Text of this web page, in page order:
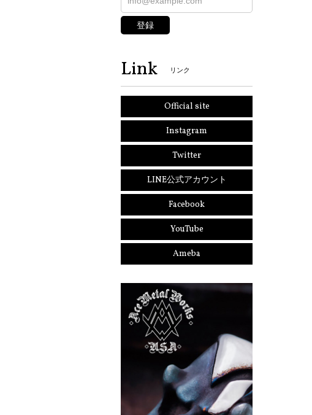
登録
Link リンク
Official site
Instagram
Twitter
LINE公式アカウント
Facebook
YouTube
Ameba